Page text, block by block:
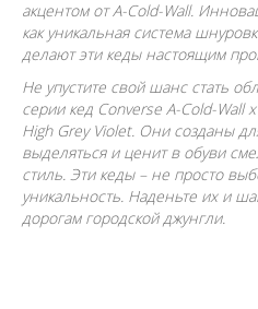
акцентом от A-Cold-Wall.
как уникальная система
делают эти кеды настоящим
Не упустите свой шанс стать
серии кед Converse A-Cold-Wall
High Grey Violet. Они созданы
выделяться и ценит в обуви
стиль. Эти кеды – не просто
уникальность. Наденьте их и
дорогам городской джунгли.